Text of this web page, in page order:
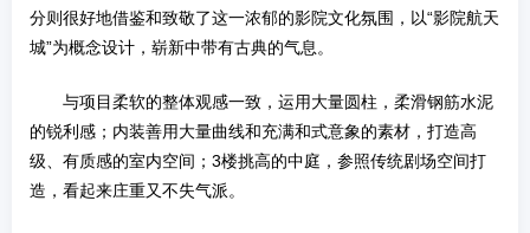
分则很好地借鉴和致敬了这一浓郁的影院文化氛围，以“影院航天
城”为概念设计，崭新中带有古典的气息。
与项目柔软的整体观感一致，运用大量圆柱，柔滑钢筋水泥
的锐利感；内装善用大量曲线和充满和式意象的素材，打造高
级、有质感的室内空间；3楼挑高的中庭，参照传统剧场空间打
造，看起来庄重又不失气派。